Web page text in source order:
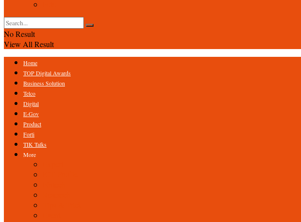
No Result
View All Result
Home
TOP Digital Awards
Business Solution
Telco
Digital
E-Gov
Product
Forti
TIK Talks
More